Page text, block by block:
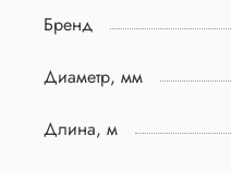
Бренд
Диаметр, мм
Длина, м